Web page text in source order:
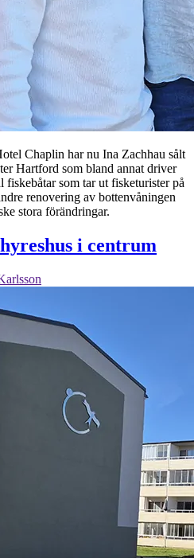
Chaplin har nu Ina Zachhau sålt
Hartford som bland annat driver
som tar ut fisketurister på
renovering av bottenvåningen
stora förändringar.
i centrum